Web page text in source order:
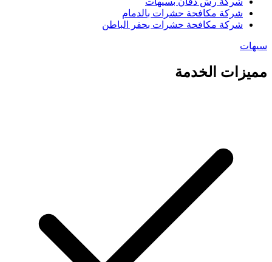
شركة مكافحة حشرات بالدمام
شركة مكافحة حشرات بحفر الباطن
سيهات
مميزات الخدمة